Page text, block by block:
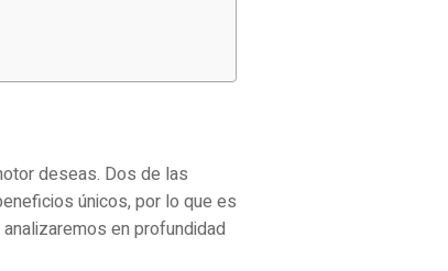
deseas. Dos de las
únicos, por lo que es
en profundidad